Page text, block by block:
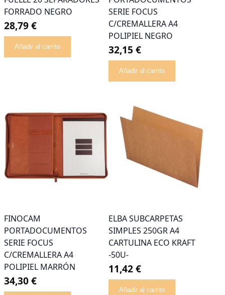
FORRADO NEGRO
28,79 €
Añadir al carrito
SERIE FOCUS
C/CREMALLERA A4
POLIPIEL NEGRO
32,15 €
Añadir al carrito
FINOCAM
PORTADOCUMENTOS
SERIE FOCUS
C/CREMALLERA A4
POLIPIEL MARRÓN
34,30 €
ELBA SUBCARPETAS
SIMPLES 250GR A4
CARTULINA ECO KRAFT
-50U-
11,42 €
Añadir al carrito